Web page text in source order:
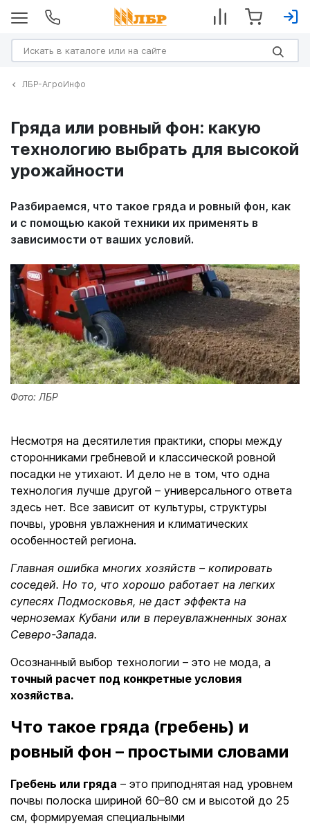
ЛБР-АгроИнфо
Гряда или ровный фон: какую
технологию выбрать для высокой
урожайности
Разбираемся, что такое гряда и ровный фон, как
и с помощью какой техники их применять в
зависимости от ваших условий.
Фото: ЛБР
Несмотря на десятилетия практики, споры между
сторонниками гребневой и классической ровной
посадки не утихают. И дело не в том, что одна
технология лучше другой – универсального ответа
здесь нет. Все зависит от культуры, структуры
почвы, уровня увлажнения и климатических
особенностей региона.
Главная ошибка многих хозяйств – копировать
соседей. Но то, что хорошо работает на легких
супесях Подмосковья, не даст эффекта на
черноземах Кубани или в переувлажненных зонах
Северо-Запада.
Осознанный выбор технологии – это не мода, а
точный расчет под конкретные условия
хозяйства.
Что такое гряда (гребень) и
ровный фон – простыми словами
Гребень или гряда – это приподнятая над уровнем
почвы полоска шириной 60–80 см и высотой до 25
см, формируемая специальными